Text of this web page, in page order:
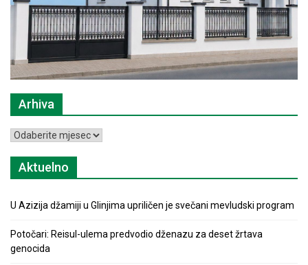
Arhiva
Arhiva
Aktuelno
U Azizija džamiji u Glinjima upriličen je svečani mevludski program
Potočari: Reisul-ulema predvodio dženazu za deset žrtava
genocida